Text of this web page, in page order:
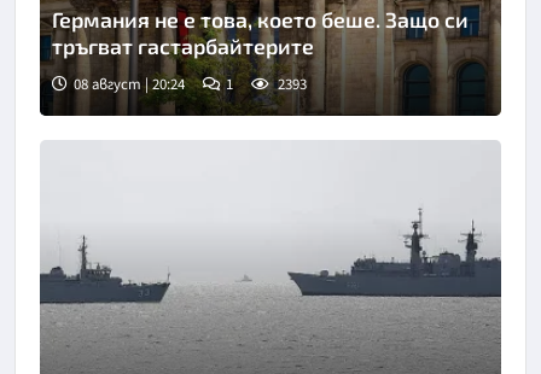
Германия не е това, което беше. Защо си
тръгват гастарбайтерите
08 август | 20:24 1 2393